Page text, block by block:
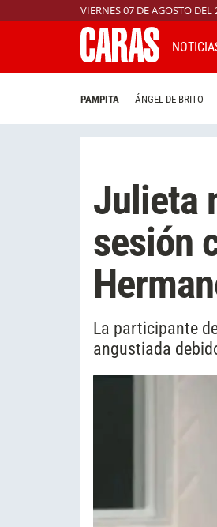
VIERNES 07 DE AGOSTO DEL
PAMPITA ÁNGEL DE BRITO
Julieta
sesión
La participante
angustiada